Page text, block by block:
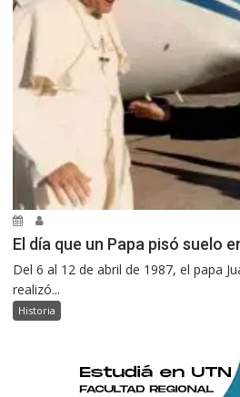
El día que un Papa pisó suelo
Del 6 al 12 de abril de 1987, el papa
realizó...
Historia